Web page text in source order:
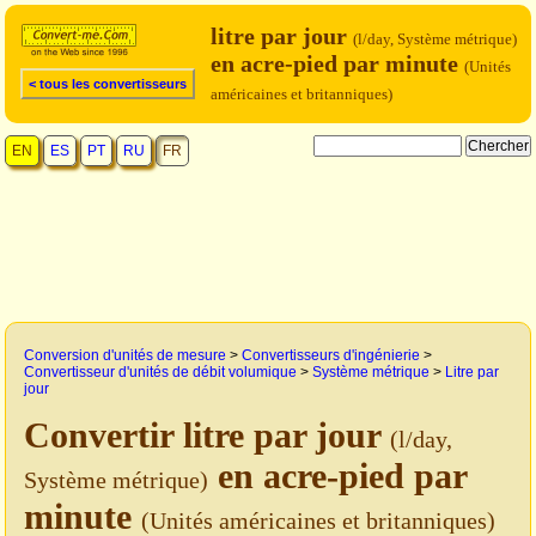
< tous les convertisseurs
litre par jour (l/day, Système métrique)
en acre-pied par minute (Unités
américaines et britanniques)
EN ES PT RU FR
Conversion d'unités de mesure > Convertisseurs d'ingénierie >
Convertisseur d'unités de débit volumique > Système métrique > Litre par
jour
Convertir litre par jour (l/day,
Système métrique) en acre-pied par
minute (Unités américaines et britanniques)